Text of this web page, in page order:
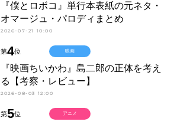
『僕とロボコ』単行本表紙の元ネタ・
オマージュ・パロディまとめ
2026-07-21 10:00
第4位
『映画ちいかわ』島二郎の正体を考え
る【考察・レビュー】
2026-08-03 12:00
映画
第5位 アニメ